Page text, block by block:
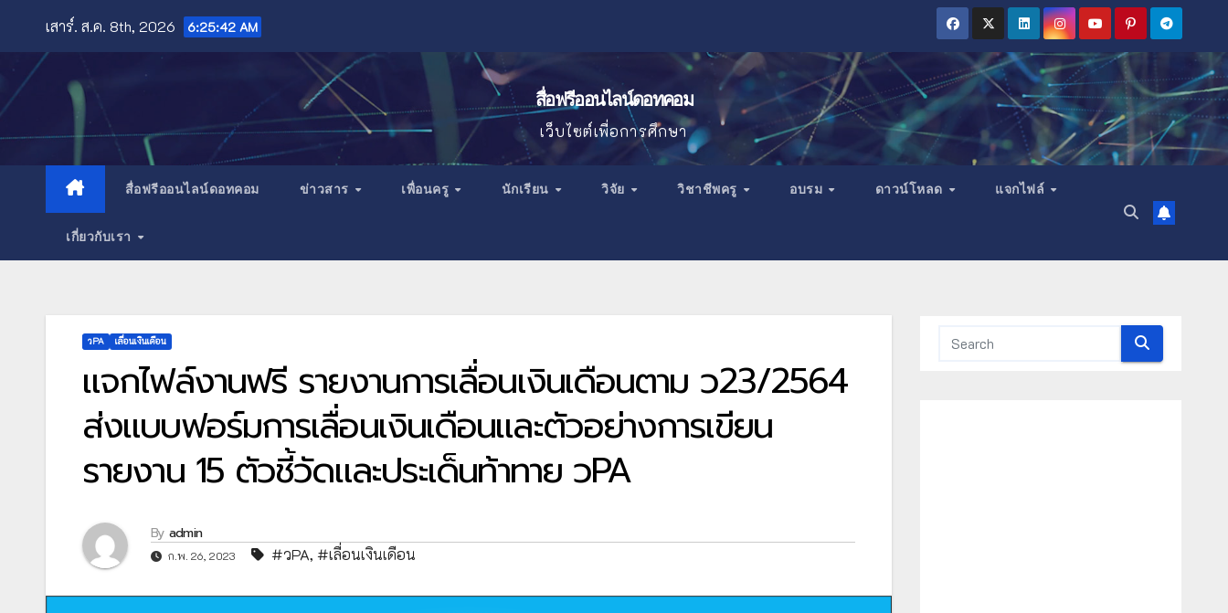
content
เสาร์. ส.ค. 8th, 2026 6:25:43 AM
สื่อฟรีออนไลน์ดอทคอม
เว็บไซต์เพื่อการศึกษา
สื่อฟรีออนไลน์ดอทคอม ข่าวสาร เพื่อนครู นักเรียน วิจัย วิชาชีพครู อบรม ดาวน์โหลด แจกไฟล์
เกี่ยวกับเรา
วPA เลื่อนเงินเดือน
แจกไฟล์งานฟรี รายงานการเลื่อนเงินเดือนตาม ว23/2564
ส่งแบบฟอร์มการเลื่อนเงินเดือนและตัวอย่างการเขียน
รายงาน 15 ตัวชี้วัดและประเด็นท้าทาย วPA
By admin
ก.พ. 26, 2023 #วPA, #เลื่อนเงินเดือน